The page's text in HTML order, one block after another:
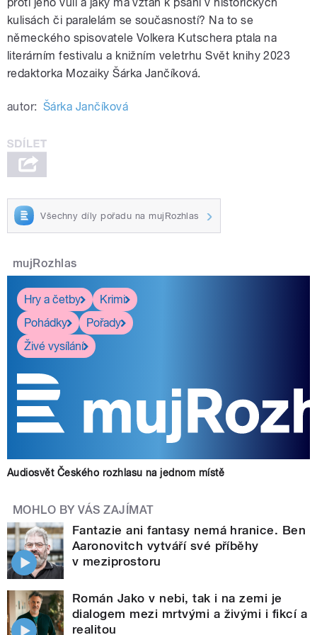
kulisách či paralelám se současností? Na to se
německého spisovatele Volkera Kutschera ptala na
literárním festivalu a knižním veletrhu Svět knihy 2023
redaktorka Mozaiky Šárka Jančíková.
autor: Šárka Jančíková
Všechny díly pořadu na mujRozhlas
mujRozhlas
Hry a četby
Krimi
Pohádky
Pořady
Živé vysílání
Audiosvět Českého rozhlasu na jednom místě
MOHLO BY VÁS ZAJÍMAT
Fantazie ani fantasy nemá hranice. Ben
Aaronovitch vytváří své příběhy
v meziprostoru
Román Jako v nebi, tak i na zemi je
dialogem mezi mrtvými a živými i fikcí a
realitou